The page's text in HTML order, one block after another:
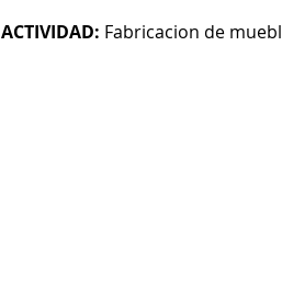
ACTIVIDAD: Fabricacion de